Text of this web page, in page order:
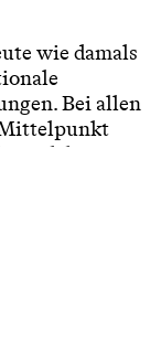
wie damals
Bei allen